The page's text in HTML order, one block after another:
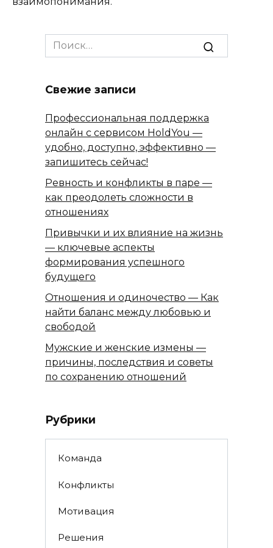
Search
for:
Свежие записи
Профессиональная поддержка
онлайн с сервисом HoldYou —
удобно, доступно, эффективно —
запишитесь сейчас!
Ревность и конфликты в паре —
как преодолеть сложности в
отношениях
Привычки и их влияние на жизнь
— ключевые аспекты
формирования успешного
будущего
Отношения и одиночество — Как
найти баланс между любовью и
свободой
Мужские и женские измены —
причины, последствия и советы
по сохранению отношений
Рубрики
Команда
Конфликты
Мотивация
Решения